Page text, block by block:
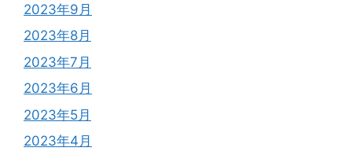
2023年9月
2023年8月
2023年7月
2023年6月
2023年5月
2023年4月